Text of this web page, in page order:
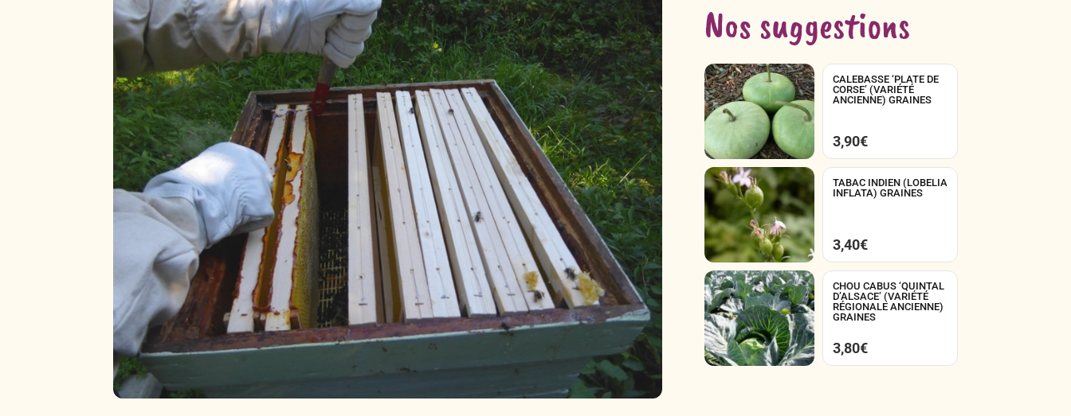
Nos suggestions
CALEBASSE ‘PLATE DE
CORSE’ (VARIÉTÉ
ANCIENNE) GRAINES
3,90€
TABAC INDIEN (LOBELIA
INFLATA) GRAINES
3,40€
CHOU CABUS ‘QUINTAL
D’ALSACE’ (VARIÉTÉ
RÉGIONALE ANCIENNE)
GRAINES
3,80€